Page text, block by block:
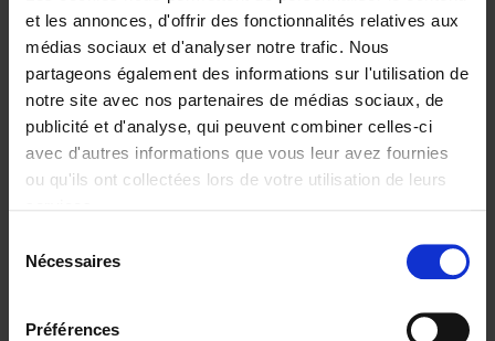
et les annonces, d'offrir des fonctionnalités relatives aux
médias sociaux et d'analyser notre trafic. Nous
partageons également des informations sur l'utilisation de
notre site avec nos partenaires de médias sociaux, de
publicité et d'analyse, qui peuvent combiner celles-ci
avec d'autres informations que vous leur avez fournies
ou qu'ils ont collectées lors de votre utilisation de leurs
Nécessaires
Préférences
Prinses Märtha Louise